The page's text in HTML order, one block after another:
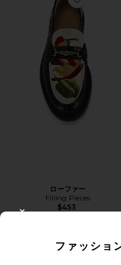
Favorite ロー
ローファー
Filling Pieces
$453
Favorite
ファッショ